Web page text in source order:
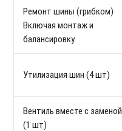
Ремонт шины (грибком)
Включая монтаж и
балансировку.
Утилизация шин (4 шт)
Вентиль вместе с заменой
(1 шт)